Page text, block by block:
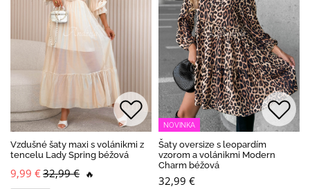
Vzdušné šaty maxi s volánikmi z
tencelu Lady Spring béžová
9,99 €32,99 € 🔥
NOVINKA
Šaty oversize s leopardím
vzorom a volánikmi Modern
Charm béžová
32,99 €